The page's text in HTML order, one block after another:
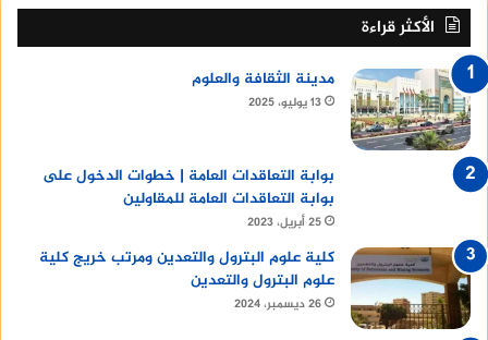
الأكثر قراءة
مدينة الثقافة والعلوم
13 يوليو، 2025
بوابة التعاقدات العامة | خطوات الدخول على
بوابة التعاقدات العامة للمقاولين
25 أبريل، 2023
كلية علوم البترول والتعدين ومرتب خريج كلية
علوم البترول والتعدين
26 ديسمبر، 2024